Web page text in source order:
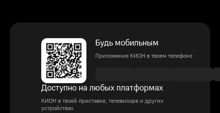
Будь мобильным
Приложение КИОН в твоем телефоне
Доступно на любых платформах
КИОН в твоей приставке, телевизоре и других
устройствах